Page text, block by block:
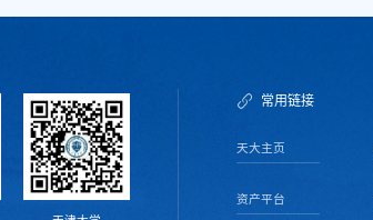
常用链接
天大主页
资产平台